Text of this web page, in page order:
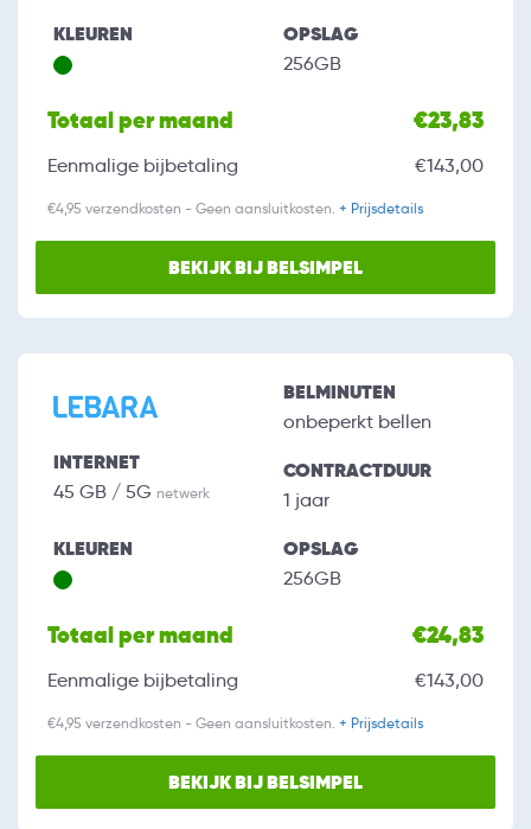
KLEUREN OPSLAG
256GB
Totaal per maand €23,83
Eenmalige bijbetaling €143,00
€4,95 verzendkosten - Geen aansluitkosten. + Prijsdetails
BEKIJK BIJ BELSIMPEL
INTERNET
45 GB / 5G netwerk
BELMINUTEN
onbeperkt bellen
CONTRACTDUUR
1 jaar
KLEUREN OPSLAG
256GB
Totaal per maand €24,83
Eenmalige bijbetaling €143,00
€4,95 verzendkosten - Geen aansluitkosten. + Prijsdetails
BEKIJK BIJ BELSIMPEL